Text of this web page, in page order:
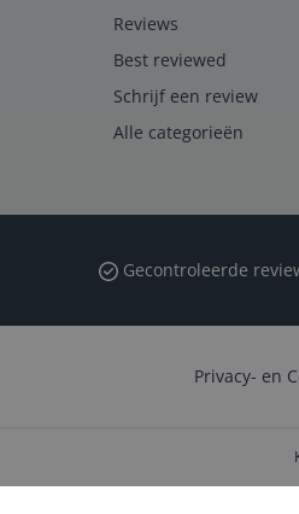
Reviews
Best reviewed
Schrijf een review
Alle categorieën
Gecontroleerde
Privacy- en